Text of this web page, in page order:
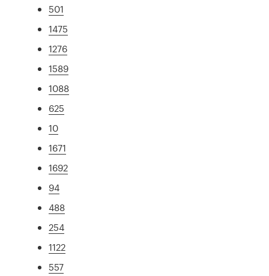
501
1475
1276
1589
1088
625
10
1671
1692
94
488
254
1122
557